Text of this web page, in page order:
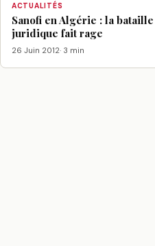
ACTUALITÉS
Sanofi en Algérie : la bataille
juridique fait rage
26 Juin 2012· 3 min